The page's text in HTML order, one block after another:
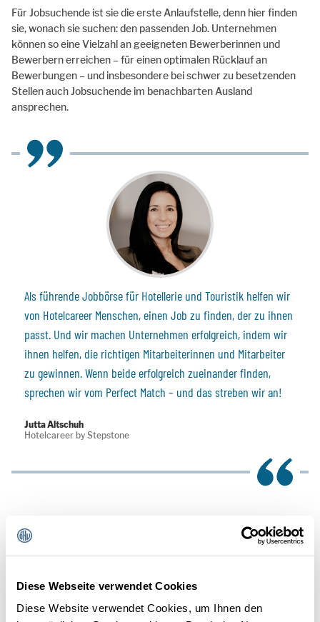
Diese Webseite verwendet Cookies
Diese Website verwendet Cookies, um Ihnen den
Für Jobsuchende ist sie die erste Anlaufstelle, denn hier finden
sie, wonach sie suchen: den passenden Job. Unternehmen
können so eine Vielzahl an geeigneten Bewerberinnen und
Bewerbern erreichen – für einen optimalen Rücklauf an
Bewerbungen – und insbesondere bei schwer zu besetzenden
Stellen auch Jobsuchende im benachbarten Ausland
ansprechen.
Als führende Jobbörse für Hotellerie und Touristik helfen wir
von Hotelcareer Menschen, einen Job zu finden, der zu ihnen
passt. Und wir machen Unternehmen erfolgreich, indem wir
ihnen helfen, die richtigen Mitarbeiterinnen und Mitarbeiter
zu gewinnen. Wenn beide erfolgreich zueinander finden,
sprechen wir vom Perfect Match – und das streben wir an!
Jutta Altschuh
Hotelcareer by Stepstone
ZOOM